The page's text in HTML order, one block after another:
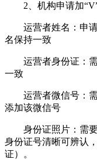
2、机构申请加
运营者姓名：申
名保持一致
运营者身份证：
一致
运营者微信号：
添加该微信号
身份证照片：需
身份证号清晰可辨认
证）。